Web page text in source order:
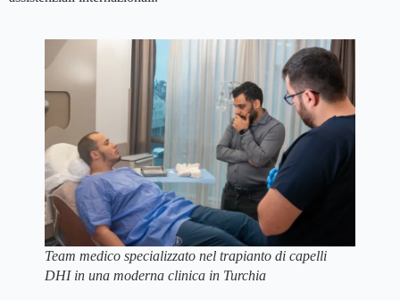
Team medico specializzato nel trapianto di capelli
DHI in una moderna clinica in Turchia